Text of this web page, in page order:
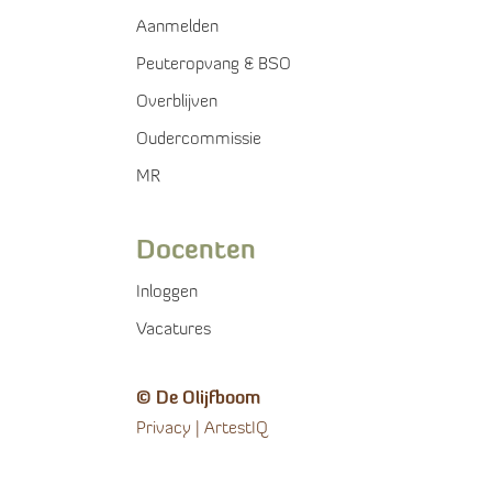
Aanmelden
Peuteropvang & BSO
Overblijven
Oudercommissie
MR
Docenten
Inloggen
Vacatures
© De Olijfboom
Privacy
ArtestIQ